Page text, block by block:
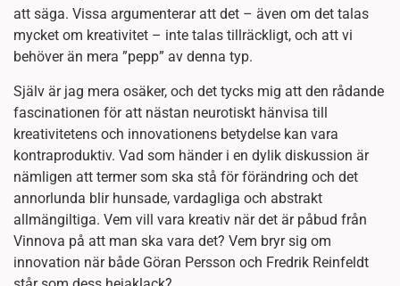
att säga. Vissa argumenterar att det – även om det talas
mycket om kreativitet – inte talas tillräckligt, och att vi
behöver än mera ”pepp” av denna typ.
Själv är jag mera osäker, och det tycks mig att den rådande
fascinationen för att nästan neurotiskt hänvisa till
kreativitetens och innovationens betydelse kan vara
kontraproduktiv. Vad som händer i en dylik diskussion är
nämligen att termer som ska stå för förändring och det
annorlunda blir hunsade, vardagliga och abstrakt
allmängiltiga. Vem vill vara kreativ när det är påbud från
Vinnova på att man ska vara det? Vem bryr sig om
innovation när både Göran Persson och Fredrik Reinfeldt